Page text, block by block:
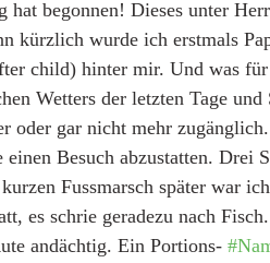
hat begonnen! Dieses unter
kürzlich wurde ich erstmals
child) hinter mir. Und was
Wetters der letzten Tage
oder gar nicht mehr
einen Besuch abzustatten. Drei
Fussmarsch später war
es schrie geradezu nach
andächtig. Ein Portions-